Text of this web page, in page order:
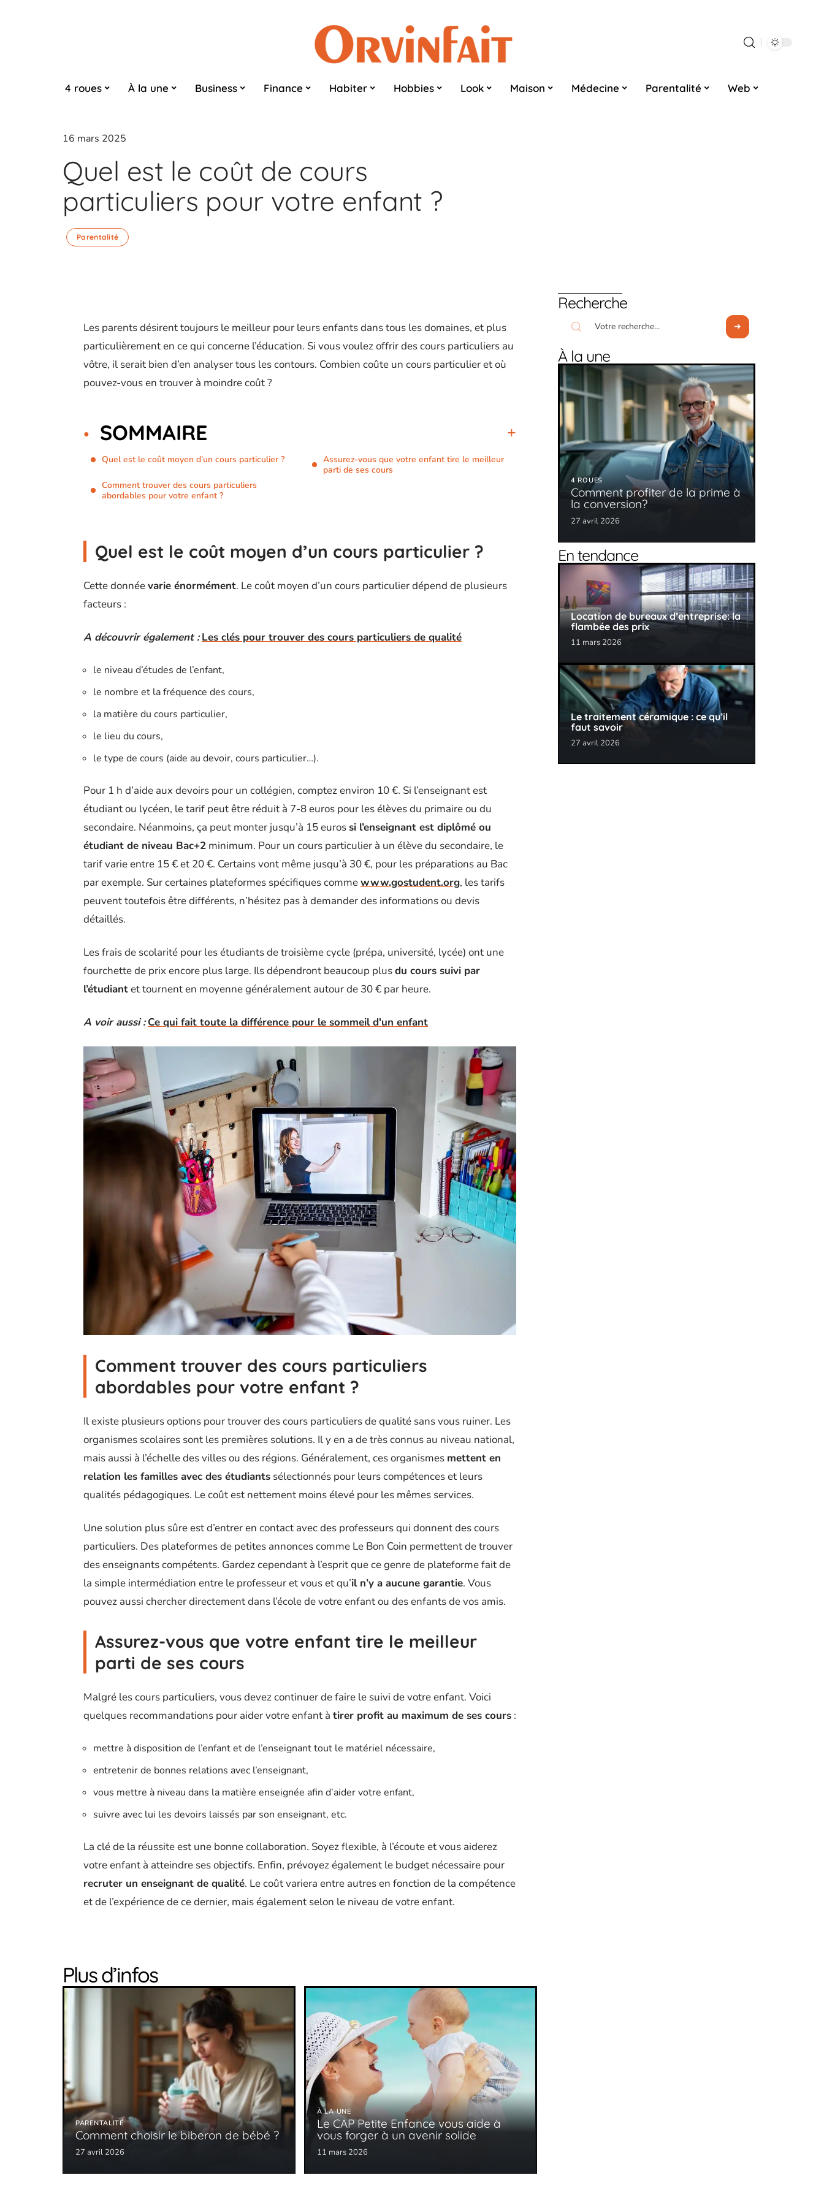
4 roues À la une Business Finance Habiter Hobbies Look Maison Médecine Parentalité Web
16 mars 2025
Quel est le coût de cours
particuliers pour votre enfant ?
Parentalité
Les parents désirent toujours le meilleur pour leurs enfants dans tous les domaines, et plus
particulièrement en ce qui concerne l’éducation. Si vous voulez offrir des cours particuliers au
vôtre, il serait bien d’en analyser tous les contours. Combien coûte un cours particulier et où
pouvez-vous en trouver à moindre coût ?
SOMMAIRE
Quel est le coût moyen d’un cours particulier ?
Comment trouver des cours particuliers
abordables pour votre enfant ?
Assurez-vous que votre enfant tire le meilleur
parti de ses cours
Quel est le coût moyen d’un cours particulier ?
Cette donnéevarie énormément. Le coût moyen d’un cours particulier dépend de plusieurs
facteurs :
A découvrir également : Les clés pour trouver des cours particuliers de qualité
le niveau d’études de l’enfant,
le nombre et la fréquence des cours,
la matière du cours particulier,
le lieu du cours,
le type de cours (aide au devoir, cours particulier…).
Pour 1 h d’aide aux devoirs pour un collégien, comptez environ 10 €. Si l’enseignant est
étudiant ou lycéen, le tarif peut être réduit à 7-8 euros pour les élèves du primaire ou du
secondaire. Néanmoins, ça peut monter jusqu’à 15 eurossi l’enseignant est diplômé ou
étudiant de niveau Bac+2 minimum. Pour un cours particulier à un élève du secondaire, le
tarif varie entre 15 € et 20 €. Certains vont même jusqu’à 30 €, pour les préparations au Bac
par exemple. Sur certaines plateformes spécifiques commewww.gostudent.org, les tarifs
peuvent toutefois être différents, n’hésitez pas à demander des informations ou devis
détaillés.
Les frais de scolarité pour les étudiants de troisième cycle (prépa, université, lycée) ont une
fourchette de prix encore plus large. Ils dépendront beaucoup plusdu cours suivi par
l’étudiantet tournent en moyenne généralement autour de 30 € par heure.
A voir aussi : Ce qui fait toute la différence pour le sommeil d'un enfant
Comment trouver des cours particuliers
abordables pour votre enfant ?
Il existe plusieurs options pour trouver des cours particuliers de qualité sans vous ruiner. Les
organismes scolaires sont les premières solutions. Il y en a de très connus au niveau national,
mais aussi à l’échelle des villes ou des régions. Généralement, ces organismes mettent en
relation les familles avec des étudiants sélectionnés pour leurs compétences et leurs
qualités pédagogiques. Le coût est nettement moins élevé pour les mêmes services.
Une solution plus sûre est d’entrer en contact avec des professeurs qui donnent des cours
particuliers. Des plateformes de petites annonces comme Le Bon Coin permettent de trouver
des enseignants compétents. Gardez cependant à l’esprit que ce genre de plateforme fait de
la simple intermédiation entre le professeur et vous et qu’il n’y a aucune garantie. Vous
pouvez aussi chercher directement dans l’école de votre enfant ou des enfants de vos amis.
Assurez-vous que votre enfant tire le meilleur
parti de ses cours
Malgré les cours particuliers, vous devez continuer de faire le suivi de votre enfant. Voici
quelques recommandations pour aider votre enfant à tirer profit au maximum de ses cours :
mettre à disposition de l’enfant et de l’enseignant tout le matériel nécessaire,
entretenir de bonnes relations avec l’enseignant,
vous mettre à niveau dans la matière enseignée afin d’aider votre enfant,
suivre avec lui les devoirs laissés par son enseignant, etc.
La clé de la réussite est une bonne collaboration. Soyez flexible, à l’écoute et vous aiderez
votre enfant à atteindre ses objectifs. Enfin, prévoyez également le budget nécessaire pour
recruter un enseignant de qualité. Le coût variera entre autres en fonction de la compétence
et de l’expérience de ce dernier, mais également selon le niveau de votre enfant.
Plus d’infos
PARENTALITÉ
Comment choisir le biberon de bébé ?
27 avril 2026
À LA UNE
Le CAP Petite Enfance vous aide à
vous forger à un avenir solide
11 mars 2026
Recherche
À la une
4 ROUES
Comment profiter de la prime à
la conversion?
27 avril 2026
En tendance
Location de bureaux d’entreprise: la
flambée des prix
11 mars 2026
Le traitement céramique : ce qu’il
faut savoir
27 avril 2026